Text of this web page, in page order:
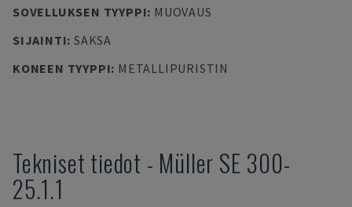
SOVELLUKSEN TYYPPI: MUOVAUS
SIJAINTI: SAKSA
KONEEN TYYPPI: METALLIPURISTIN
Tekniset tiedot - Müller SE 300-
25.1.1